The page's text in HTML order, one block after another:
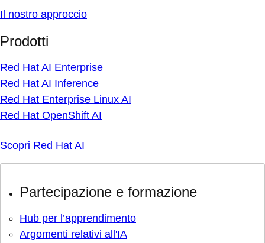
Il nostro approccio
Prodotti
Red Hat AI Enterprise
Red Hat AI Inference
Red Hat Enterprise Linux AI
Red Hat OpenShift AI
Scopri Red Hat AI
Partecipazione e formazione
Hub per l’apprendimento
Argomenti relativi all'IA